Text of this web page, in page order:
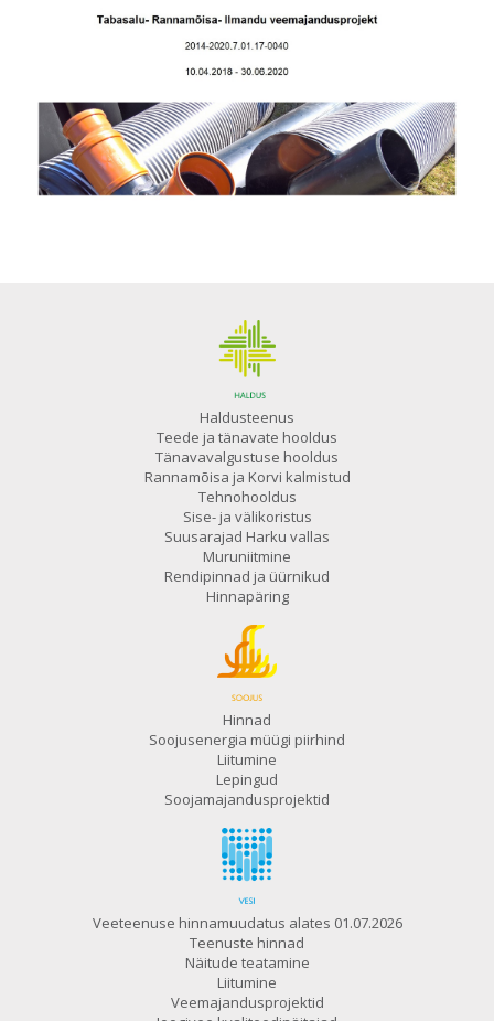
Haldusteenus
Teede ja tänavate hooldus
Tänavavalgustuse hooldus
Rannamõisa ja Korvi kalmistud
Tehnohooldus
Sise- ja välikoristus
Suusarajad Harku vallas
Muruniitmine
Rendipinnad ja üürnikud
Hinnapäring
Hinnad
Soojusenergia müügi piirhind
Liitumine
Lepingud
Soojamajandusprojektid
Veeteenuse hinnamuudatus alates 01.07.2026
Teenuste hinnad
Näitude teatamine
Liitumine
Veemajandusprojektid